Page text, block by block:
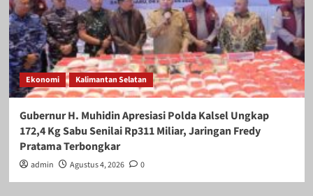
Ekonomi Kalimantan Selatan
Gubernur H. Muhidin Apresiasi Polda Kalsel Ungkap
172,4 Kg Sabu Senilai Rp311 Miliar, Jaringan Fredy
Pratama Terbongkar
admin Agustus 4, 2026 0